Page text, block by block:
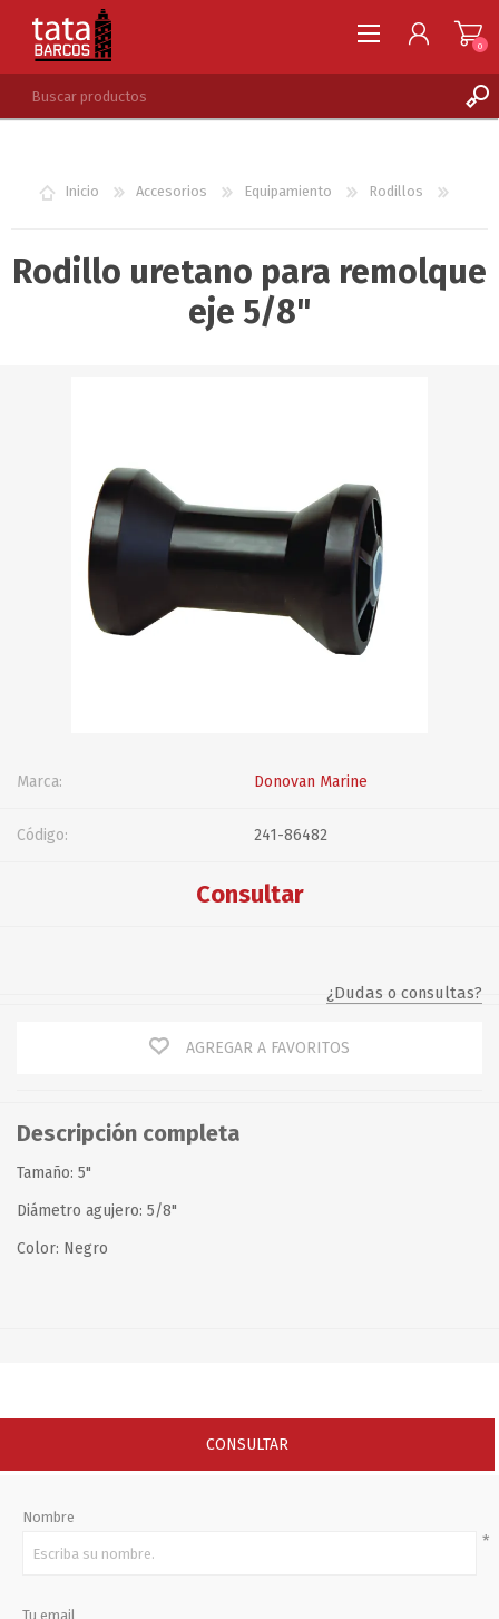
LISTA DE DESEOS
0
Inicio Accesorios Equipamiento Rodillos
Rodillo uretano para remolque
eje 5/8"
Marca: Donovan Marine
Código: 241-86482
Consultar
¿Dudas o consultas?
AGREGAR A FAVORITOS
Descripción completa
Tamaño: 5"
Diámetro agujero: 5/8"
Color: Negro
CONSULTAR
Nombre
*
Tu email